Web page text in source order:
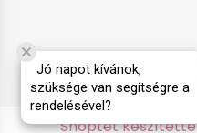
Shoptet készítette
Jó napot kívánok,
szüksége van segítségre a
rendelésével?